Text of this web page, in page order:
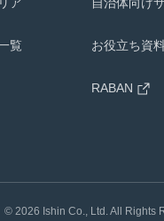
覧 お役立ち資
RABAN
© 2026 Ishin Co., Ltd. All Rights